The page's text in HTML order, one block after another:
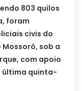
803 quilos
foram
civis do
sob a
com apoio
última quinta-